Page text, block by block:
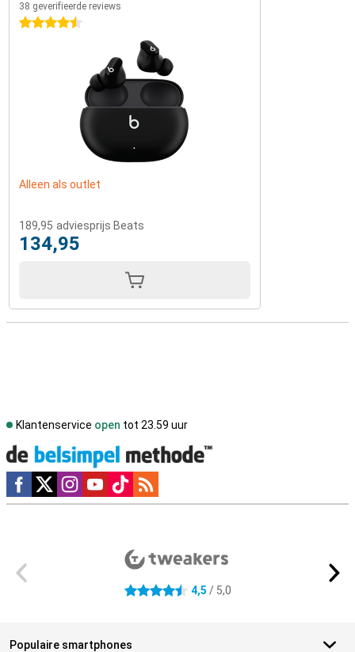
38 geverifieerde reviews
4.5 sterren
Alleen als outlet
189,95 adviesprijs Beats
134,95
Klantenservice open tot 23.59 uur
Social media
4.5 sterren 4,5 / 5,0
Populaire smartphones